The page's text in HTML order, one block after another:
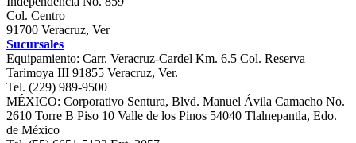
Col. Centro
91700 Veracruz, Ver
Sucursales
Equipamiento: Carr. Veracruz-Cardel Km. 6.5 Col. Reserva
Tarimoya III 91855 Veracruz, Ver.
Tel. (229) 989-9500
MÉXICO: Corporativo Sentura, Blvd. Manuel Ávila Camacho No.
2610 Torre B Piso 10 Valle de los Pinos 54040 Tlalnepantla, Edo.
de México